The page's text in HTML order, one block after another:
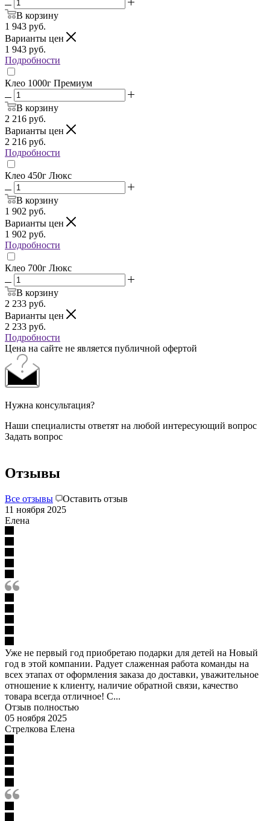
В корзину
1 943 руб.
Варианты цен
1 943 руб.
Подробности
Клео 1000г Премиум
В корзину
2 216 руб.
Варианты цен
2 216 руб.
Подробности
Клео 450г Люкс
В корзину
1 902 руб.
Варианты цен
1 902 руб.
Подробности
Клео 700г Люкс
В корзину
2 233 руб.
Варианты цен
2 233 руб.
Подробности
Цена на сайте не является публичной офертой
Нужна консультация?
Наши специалисты ответят на любой интересующий вопрос
Задать вопрос
Отзывы
Все отзывы
Оставить отзыв
11 ноября 2025
Елена
Уже не первый год приобретаю подарки для детей на Новый
год в этой компании. Радует слаженная работа команды на
всех этапах от оформления заказа до доставки, уважительное
отношение к клиенту, наличие обратной связи, качество
товара всегда отличное! С...
Отзыв полностью
05 ноября 2025
Стрелкова Елена